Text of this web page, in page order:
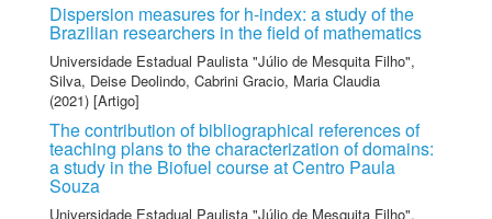
Dispersion measures for h-index: a study of the
Brazilian researchers in the field of mathematics
Universidade Estadual Paulista "Júlio de Mesquita Filho",
Silva, Deise Deolindo, Cabrini Gracio, Maria Claudia
(2021) [Artigo]
The contribution of bibliographical references of
teaching plans to the characterization of domains:
a study in the Biofuel course at Centro Paula
Souza
Universidade Estadual Paulista "Júlio de Mesquita Filho",